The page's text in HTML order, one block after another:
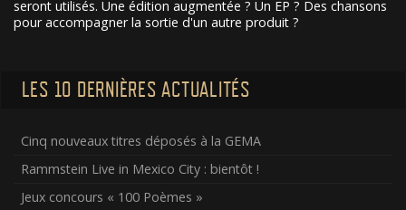
seront utilisés. Une édition augmentée ? Un EP ? Des chansons
pour accompagner la sortie d'un autre produit ?
LES 10 DERNIÈRES ACTUALITÉS
Cinq nouveaux titres déposés à la GEMA
Rammstein Live in Mexico City : bientôt !
Jeux concours « 100 Poèmes »